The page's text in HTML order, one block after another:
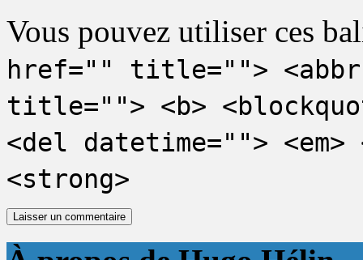
Vous pouvez utiliser ces
href="" title="">
title=""> <b>
<del datetime="">
<strong>